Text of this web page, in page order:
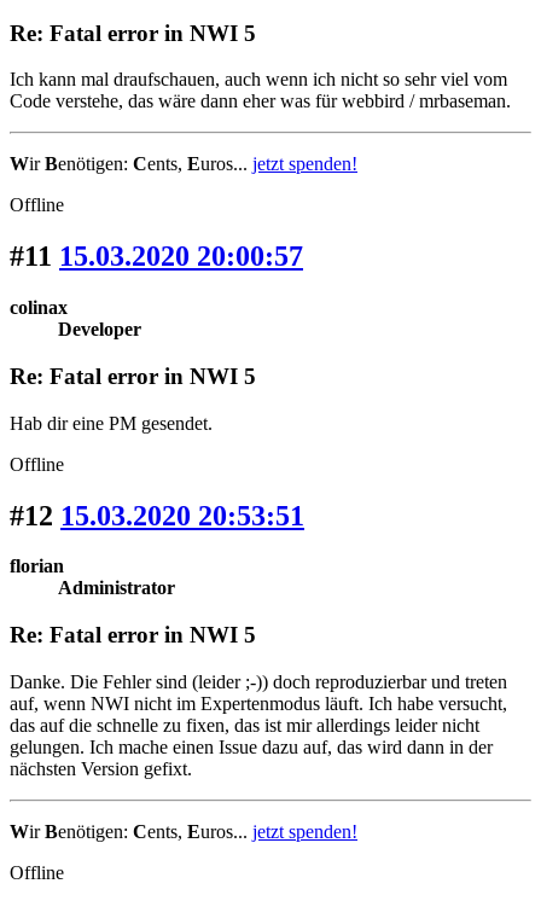
Re: Fatal error in NWI 5
Ich kann mal draufschauen, auch wenn ich nicht so sehr viel vom
Code verstehe, das wäre dann eher was für webbird / mrbaseman.
WirBenötigen: Cents, Euros... jetzt spenden!
Offline
#11 15.03.2020 20:00:57
colinax
Developer
Re: Fatal error in NWI 5
Hab dir eine PM gesendet.
Offline
#12 15.03.2020 20:53:51
florian
Administrator
Re: Fatal error in NWI 5
Danke. Die Fehler sind (leider ;-)) doch reproduzierbar und treten
auf, wenn NWI nicht im Expertenmodus läuft. Ich habe versucht,
das auf die schnelle zu fixen, das ist mir allerdings leider nicht
gelungen. Ich mache einen Issue dazu auf, das wird dann in der
nächsten Version gefixt.
WirBenötigen: Cents, Euros... jetzt spenden!
Offline